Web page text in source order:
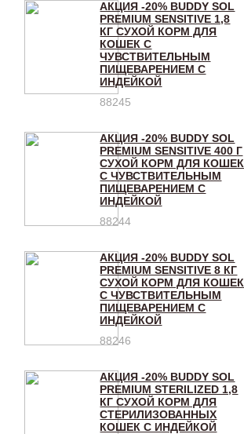
АКЦИЯ -20% BUDDY SOL
PREMIUM SENSITIVE 1,8
КГ СУХОЙ КОРМ ДЛЯ
КОШЕК С
ЧУВСТВИТЕЛЬНЫМ
ПИЩЕВАРЕНИЕМ С
ИНДЕЙКОЙ
88245
АКЦИЯ -20% BUDDY SOL
PREMIUM SENSITIVE 400 Г
СУХОЙ КОРМ ДЛЯ КОШЕК
С ЧУВСТВИТЕЛЬНЫМ
ПИЩЕВАРЕНИЕМ С
ИНДЕЙКОЙ
88244
АКЦИЯ -20% BUDDY SOL
PREMIUM SENSITIVE 8 КГ
СУХОЙ КОРМ ДЛЯ КОШЕК
С ЧУВСТВИТЕЛЬНЫМ
ПИЩЕВАРЕНИЕМ С
ИНДЕЙКОЙ
88246
АКЦИЯ -20% BUDDY SOL
PREMIUM STERILIZED 1,8
КГ СУХОЙ КОРМ ДЛЯ
СТЕРИЛИЗОВАННЫХ
КОШЕК С ИНДЕЙКОЙ